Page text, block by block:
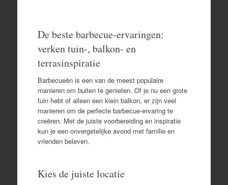
De beste barbecue-ervaringen:
verken tuin-, balkon- en
terrasinspiratie
Barbecueën is een van de meest populaire
manieren om buiten te genieten. Of je nu een grote
tuin hebt of alleen een klein balkon, er zijn veel
manieren om de perfecte barbecue-ervaring te
creëren. Met de juiste voorbereiding en inspiratie
kun je een onvergetelijke avond met familie en
vrienden beleven.
Kies de juiste locatie